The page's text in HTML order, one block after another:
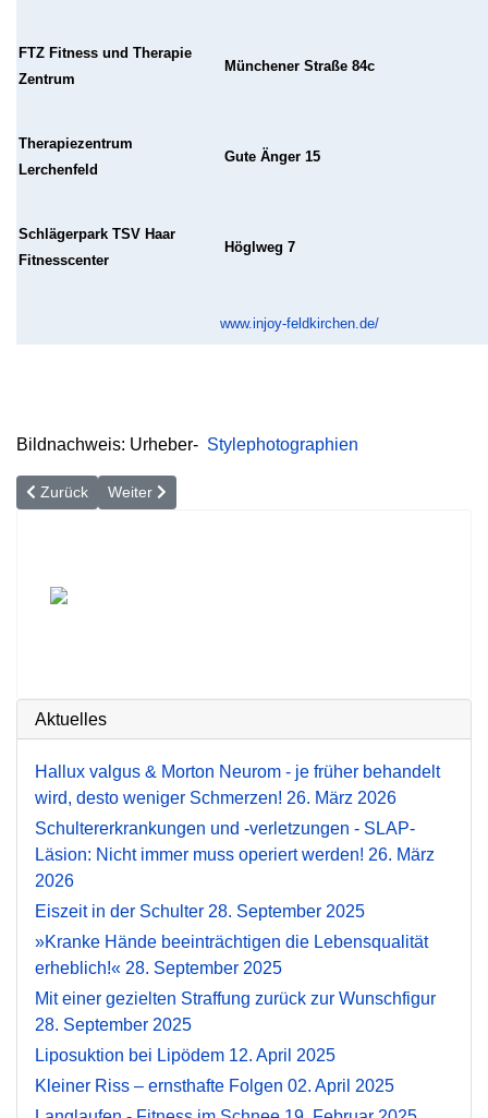
FTZ Fitness und Therapie
Zentrum
Münchener Straße 84c
Therapiezentrum
Lerchenfeld
Gute Änger 15
Schlägerpark TSV Haar
Fitnesscenter
Höglweg 7
www.injoy-feldkirchen.de/
Bildnachweis: Urheber- Stylephotographien
Vorheriger Beitrag: Heute schon gehüpft?
Zurück Nächster Beitrag: Deutschland, die E-Bike-Nation?
Weiter
Aktuelles
Hallux valgus & Morton Neurom - je früher behandelt
wird, desto weniger Schmerzen! 26. März 2026
Schultererkrankungen und -verletzungen - SLAP-
Läsion: Nicht immer muss operiert werden! 26. März
2026
Eiszeit in der Schulter 28. September 2025
»Kranke Hände beeinträchtigen die Lebensqualität
erheblich!« 28. September 2025
Mit einer gezielten Straffung zurück zur Wunschfigur
28. September 2025
Liposuktion bei Lipödem 12. April 2025
Kleiner Riss – ernsthafte Folgen 02. April 2025